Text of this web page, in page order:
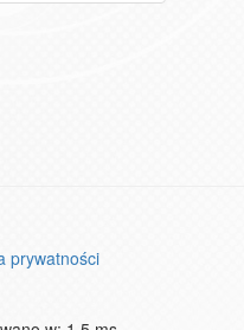
prywatności